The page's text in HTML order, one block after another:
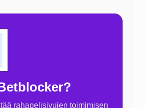
rahapelisivujen toimimisen